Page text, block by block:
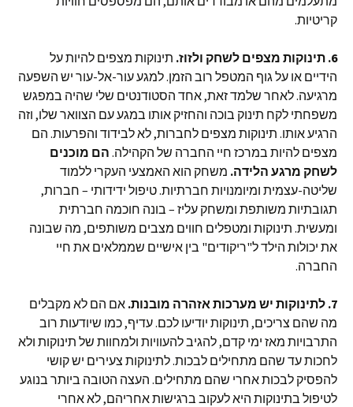
קריטיות.
6. תינוקות מצפים לשחק ולזוז.
תינוקות מצפים להיות על
הידיים או על גוף המטפל רוב הזמן. למגע עור-אל-עור יש השפעה
מרגיעה. לאחר שלמד זאת, אחד הסטודנטים שלי שהיה במפגש
משפחתי לקח תינוק בוכה והחזיק אותו במגע עם הצוואר שלו, וזה
הרגיע אותו. תינוקות מצפים לחברות, לא לבידוד והפרעות. הם
מצפים להיות במרכז חיי החברה של הקהילה. הם מוכנים
לשחק מרגע הלידה. משחק הוא האמצעי העקרי ללמוד
שליטה-עצמית ומיומנויות חברתיות. טיפול ידידותי – חברות,
תגובתיות משותפת ומשחק עליז – בונה חוכמה חברתית
ומעשית. תינוקות ומטפלים חווים מצבים משותפים, מה שבונה
את יכולות הילד ל"ריקודים" בין אישיים שממלאים את חיי
החברה.
7. לתינוקות יש מערכות אזהרה מובנות.
אם הם לא מקבלים
מה שהם צריכים, תינוקות יודיעו לכם. עדיף, כמו שיודעות רוב
התרבויות מאז ימי קדם, להגיב להעוויות ולמחוות של תינוקות ולא
לחכות עד שהם מתחילים לבכות. לתינוקות צעירים יש קושי
להפסיק לבכות אחרי שהם מתחילים. העצה הטובה ביותר בנוגע
לטיפול בתינוקות היא לעקוב ברגישות אחריהם, לא אחרי